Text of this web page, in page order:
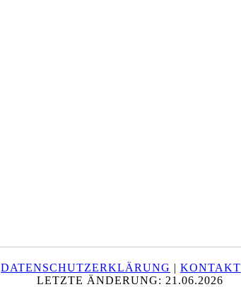
DATENSCHUTZERKLÄRUNG | KONTAKT
LETZTE ÄNDERUNG: 21.06.2026